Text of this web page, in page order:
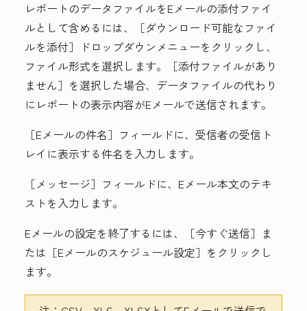
レポートのデータファイルをEメールの添付ファイ
ルとして含めるには、［ダウンロード可能なファイ
ルを添付］
ドロップダウンメニューをクリックし、
ファイル形式を選択します。［添付ファイルがあり
ません］ を選択した場合、データファイルの代わり
にレポートの表示内容がEメールで送信されます。
［Eメールの件名］ フィールドに、受信者の受信ト
レイに表示する件名 を入力します。
［メッセージ］フィールドに、 Eメール本文のテキ
ストを入力します。
Eメールの設定を終了するには、［今すぐ送信］ ま
たは［Eメールのスケジュール設定］ をクリックし
ます。